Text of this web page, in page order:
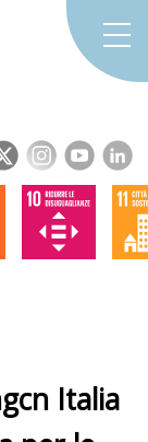
Italia